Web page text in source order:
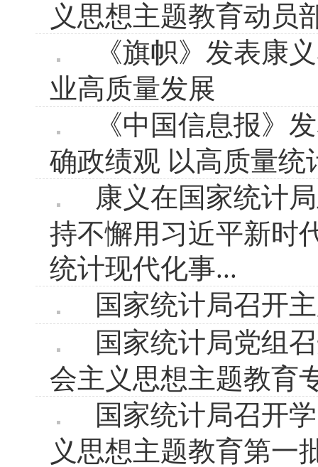
义思想主题教育动员
《旗帜》发表康
业高质量发展
《中国信息报》
确政绩观 以高质量
康义在国家统计
持不懈用习近平新时
统计现代化事...
国家统计局召开
国家统计局党组
会主义思想主题教育
国家统计局召开
义思想主题教育第一